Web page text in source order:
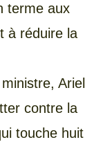
terme aux
à réduire la
Ariel
contre la
touche huit